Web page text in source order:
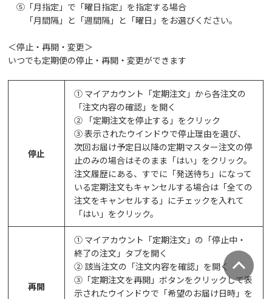
⑤「月指定」で「曜日指定」を指定する場合
「月間隔」と「週間隔」と「曜日」をお選びください。
＜停止・再開・変更＞
いつでも定期便の停止・再開・変更ができます
停止
① マイアカウント「定期注文」から各注文の
「注文内容の確認」を開く
② 「定期注文を停止する」をクリック
③ 表示されたウインドウで停止理由を選び、
次回お届け予定日以降の定期マスター注文の停
止のみの場合はそのまま「はい」をクリック。
注文履歴にある、すでに「発送待ち」になって
いる定期注文もキャンセルする場合は「全ての
注文をキャンセルする」にチェックを入れて
「はい」をクリック。
再開
① マイアカウント「定期注文」の「停止中・
終了の注文」タブを開く
② 該当注文の「注文内容を確認」を開く
③「定期注文を再開」ボタンをクリックして表
示されたウインドウで「希望のお届け日時」を